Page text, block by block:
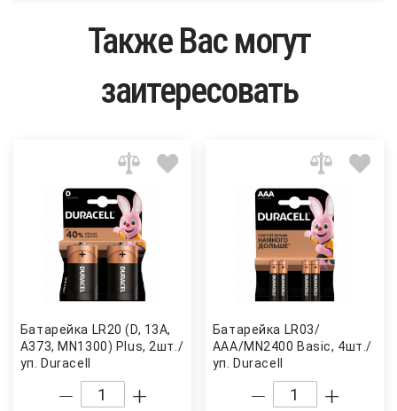
Также Вас могут
заитересовать
Батарейка LR20 (D, 13A,
A373, MN1300) Plus, 2шт./
уп. Duracell
Батарейка LR03/
ААА/MN2400 Basic, 4шт./
уп. Duracell